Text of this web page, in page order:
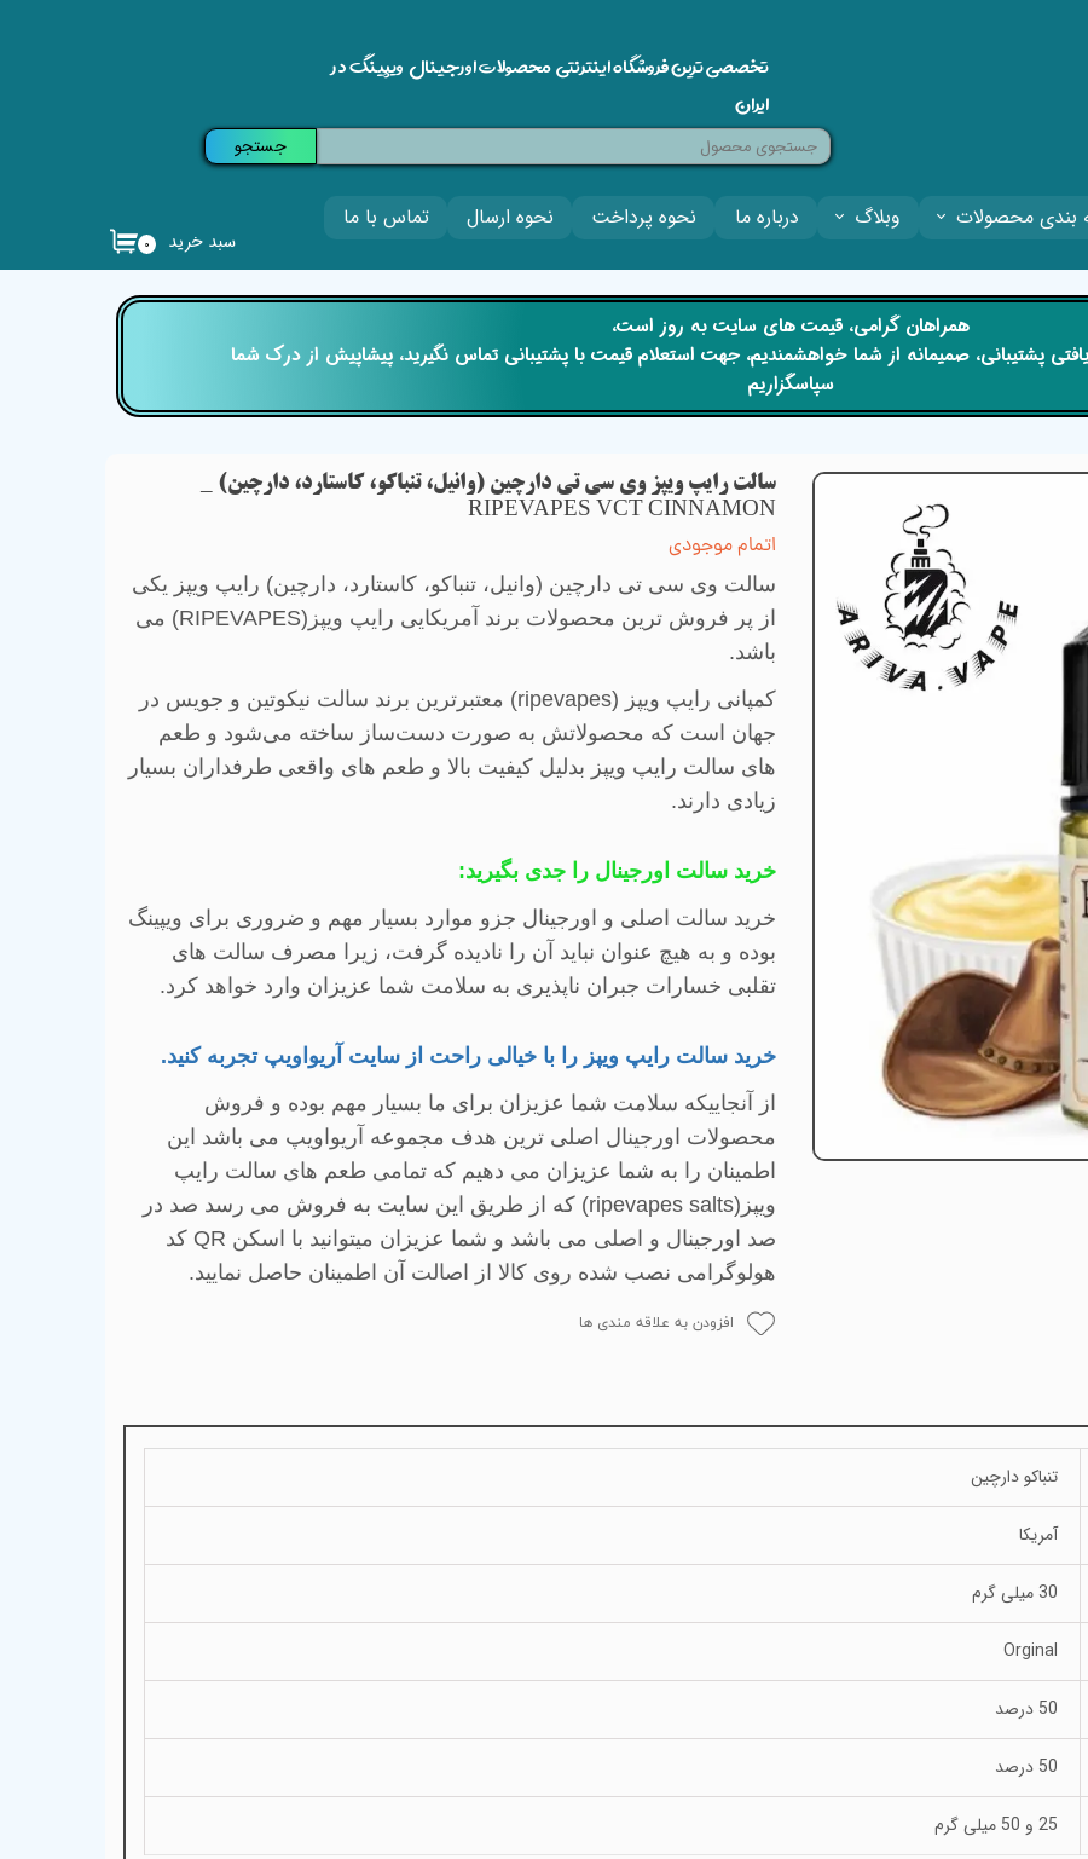
بندی محصولات وبلاگ درباره ما نحوه پرداخت نحوه ارسال تماس با ما
۰ سبد خرید
تخصصی ترین فروشگاه اینترنتی محصولات اورجینال ویپینگ در
ایران
جستجو
سالت رایپ ویپز وی سی تی دارچین (وانیل، تنباکو، کاستارد، دارچین) _
RIPEVAPES VCT CINNAMON
اتمام موجودی
سالت وی سی تی دارچین (وانیل، تنباکو، کاستارد، دارچین) رایپ ویپز یکی
از پر فروش ترین محصولات برند آمریکایی رایپ ویپز(RIPEVAPES
) می
باشد.
کمپانی رایپ ویپز (ripevapes) معتبرترین برند سالت نیکوتین و جویس در
جهان است که محصولاتش به صورت دست‌ساز ساخته می‌شود و طعم
های سالت رایپ ویپز بدلیل کیفیت بالا و طعم های واقعی طرفداران بسیار
زیادی دارند.
خرید سالت اورجینال را جدی بگیرید:
خرید سالت اصلی و اورجینال جزو موارد بسیار مهم و ضروری برای ویپینگ
بوده و به هیچ عنوان نباید آن را نادیده گرفت، زیرا مصرف سالت های
تقلبی خسارات جبران ناپذیری به سلامت شما عزیزان وارد خواهد کرد.
خرید سالت رایپ ویپز را با خیالی راحت از سایت آریواویپ تجربه کنید.
از آنجاییکه سلامت شما عزیزان برای ما بسیار مهم بوده و فروش
محصولات اورجینال اصلی ترین هدف مجموعه آریواویپ می باشد این
اطمینان را به شما عزیزان می دهیم که تمامی طعم های سالت رایپ
ویپز(ripevapes salts) که از طریق این سایت به فروش می رسد صد در
صد اورجینال و اصلی می باشد و شما عزیزان میتوانید با اسکن QR کد
هولوگرامی نصب شده روی کالا از اصالت آن اطمینان حاصل نمایید.
افزودن به علاقه مندی ها
تنباکو دارچین
آمریکا
30 میلی گرم
Orginal
50 درصد
50 درصد
25 و 50 میلی گرم
​​همراهان گرامی، قیمت های سایت به روز است،
پشتیبانی، صمیمانه از شما خواهشمندیم، جهت استعلام قیمت با پشتیبانی تماس نگیرید، پیشاپیش از درک شما
سپاسگزاریم